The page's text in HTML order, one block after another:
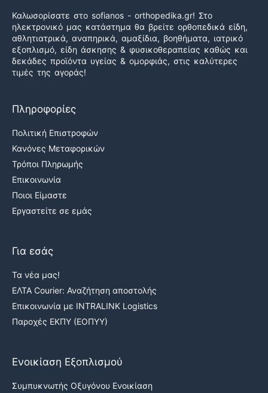
Καλωσορίσατε στο sofianos - orthopedika.gr! Στο
ηλεκτρονικό μας κατάστημα θα βρείτε ορθοπεδικά είδη,
αθλητιατρικά, αναπηρικά, αμαξίδια, βοηθήματα, ιατρικό
εξοπλισμό, είδη άσκησης & φυσικοθεραπείας καθώς και
δεκάδες προϊόντα υγείας & ομορφιάς, στις καλύτερες
τιμές της αγοράς!
Πληροφορίες
Πολιτική Επιστροφών
Κανόνες Μεταφορικών
Τρόποι Πληρωμής
Επικοινωνία
Ποιοι Είμαστε
Εργαστείτε σε εμάς
Για εσάς
Τα νέα μας!
ΕΛΤΑ Courier: Αναζήτηση αποστολής
Επικοινωνία με INTRALINK Logistics
Παροχές ΕΚΠΥ (ΕΟΠΥΥ)
Ενοικίαση Εξοπλισμού
Συμπυκνωτής Οξυγόνου Ενοικίαση